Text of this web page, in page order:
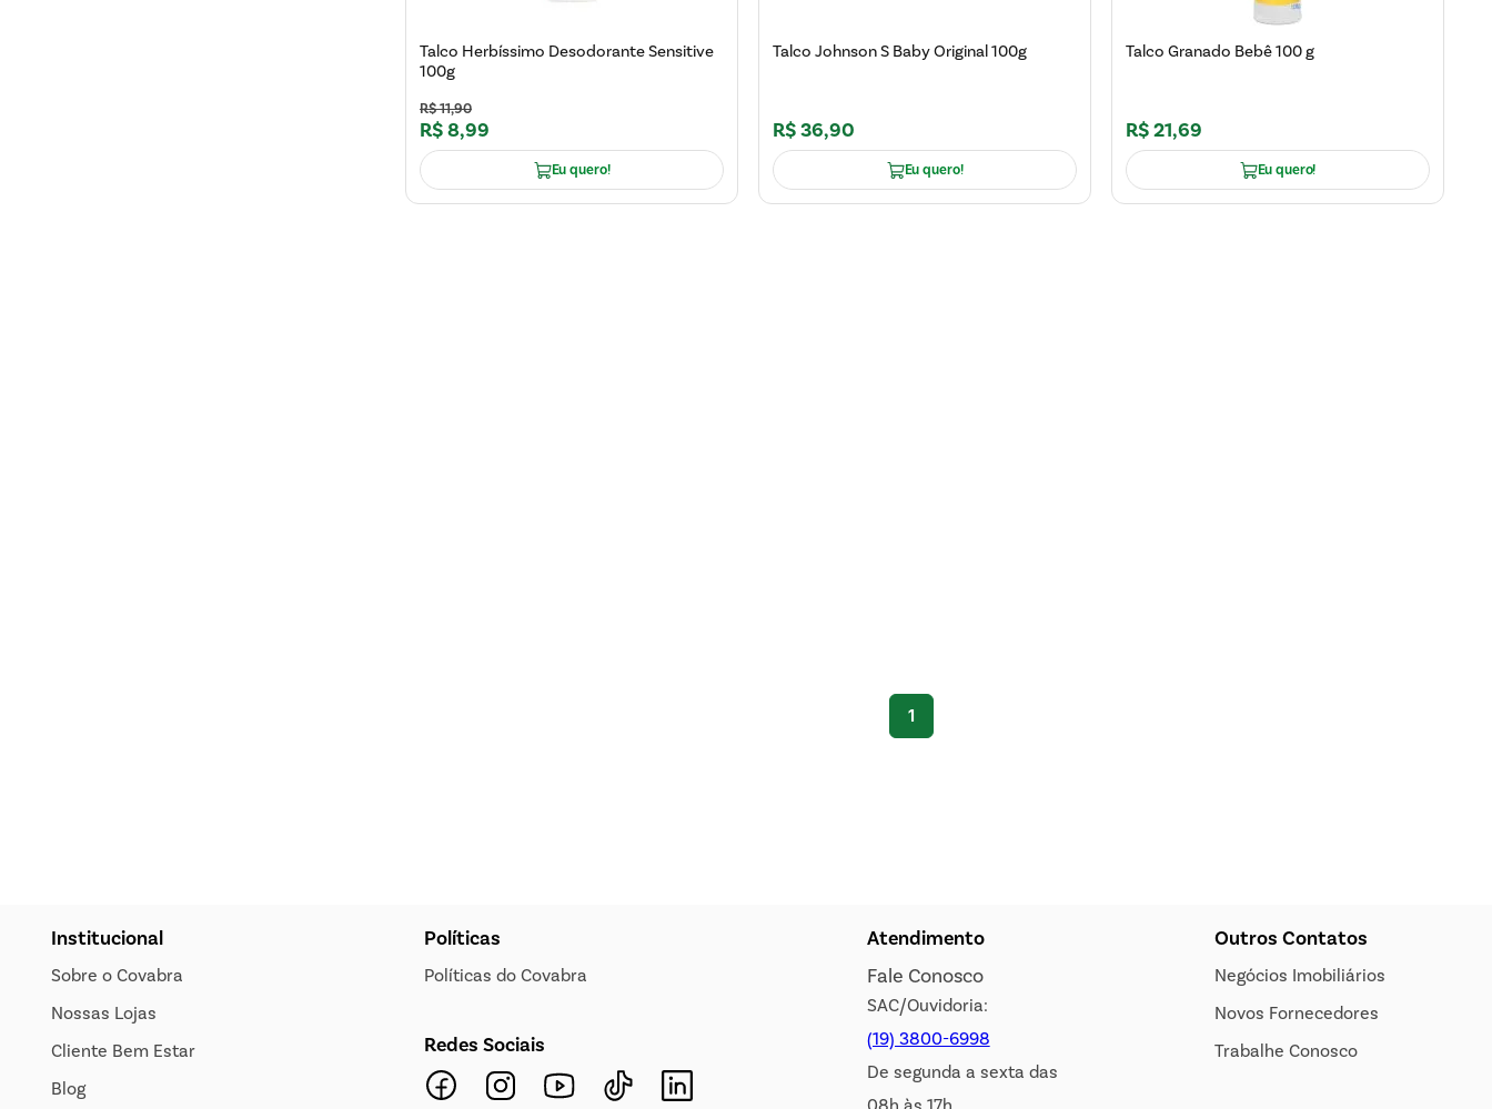
Talco Herbíssimo Desodorante Sensitive
100g
R$11,90
R$8,99
Eu quero!
Talco Johnson S Baby Original 100g
R$36,90
Eu quero!
Talco Granado Bebê 100 g
R$21,69
Eu quero!
1
Institucional
Sobre o Covabra
Nossas Lojas
Cliente Bem Estar
Blog
Políticas
Políticas do Covabra
Redes Sociais
Atendimento
Fale Conosco
SAC/Ouvidoria:
(19) 3800-6998
De segunda a sexta das
Outros Contatos
Negócios Imobiliários
Novos Fornecedores
Trabalhe Conosco